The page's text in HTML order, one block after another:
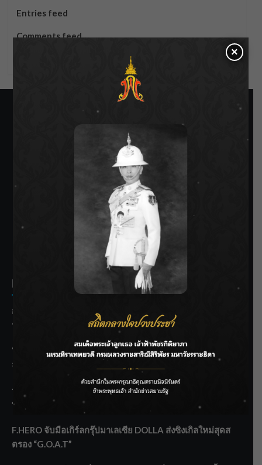
Entries feed
Comments feed
SIAMRATH VARIETY
THE BEST ENTERTAINMENT
Recent Posts
กรมชลฯ รับฟังประชาชน ติดตามแก้ปัญหาโครงการประตู
ระบายน้ำศรีสองรักฯ
‘แมน การิน’ แชร์ความเชื่อชวนคิด! “อยากกินอะไรหลังจาก
ลาโลกนี้ ให้ใส่บาตรสิ่งนั้นไว้ตอนยังมีชีวิต”
ราชเลขานุการในพระองค์ฯ ติดตามโครงการหุบกะพง–ห้วย
ทรายใต้ เสริมความมั่นคงน้ำเพชรบุรี
F.HERO จับมือเกิร์ลกรุ๊ปมาเลเซีย DOLLA ส่งซิงเกิลใหม่สุดส
ตรอง “G.O.A.T”
×